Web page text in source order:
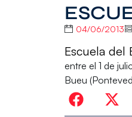
04/06/2013
Escuela del
entre el 1 de
Bueu